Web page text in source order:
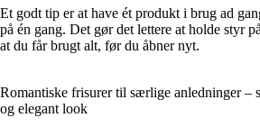
Et godt tip er at have ét produkt i brug ad
på én gang. Det gør det lettere at holde styr
at du får brugt alt, før du åbner nyt.
Romantiske frisurer til særlige anledninger –
og elegant look